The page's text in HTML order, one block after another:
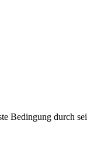
Bedingung durch